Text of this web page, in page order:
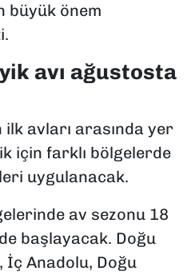
büyük önem
avı ağustosta
avları arasında yer
için farklı bölgelerde
uygulanacak.
av sezonu 18
başlayacak. Doğu
İç Anadolu, Doğu